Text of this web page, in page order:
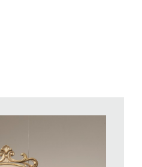
rapporti di potere. A quale
meno esplicite, più
stigmatizzare con